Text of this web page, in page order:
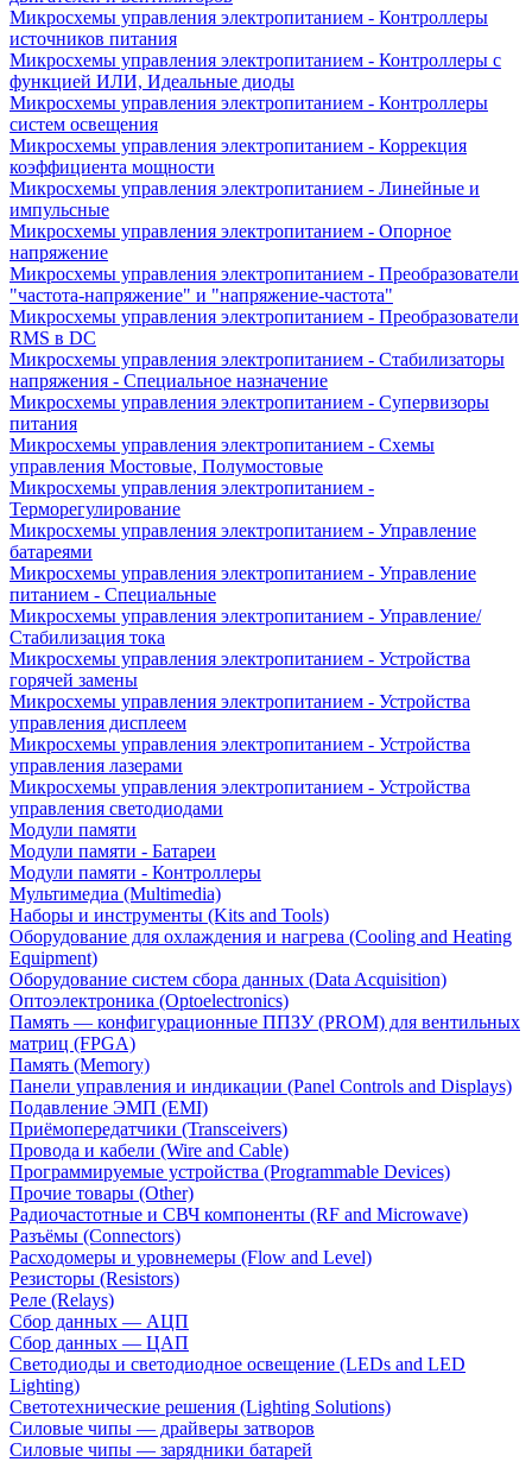
Микросхемы управления электропитанием - Контроллеры
источников питания
Микросхемы управления электропитанием - Контроллеры с
функцией ИЛИ, Идеальные диоды
Микросхемы управления электропитанием - Контроллеры
систем освещения
Микросхемы управления электропитанием - Коррекция
коэффициента мощности
Микросхемы управления электропитанием - Линейные и
импульсные
Микросхемы управления электропитанием - Опорное
напряжение
Микросхемы управления электропитанием - Преобразователи
"частота-напряжение" и "напряжение-частота"
Микросхемы управления электропитанием - Преобразователи
RMS в DC
Микросхемы управления электропитанием - Стабилизаторы
напряжения - Специальное назначение
Микросхемы управления электропитанием - Супервизоры
питания
Микросхемы управления электропитанием - Схемы
управления Мостовые, Полумостовые
Микросхемы управления электропитанием -
Терморегулирование
Микросхемы управления электропитанием - Управление
батареями
Микросхемы управления электропитанием - Управление
питанием - Специальные
Микросхемы управления электропитанием - Управление/
Стабилизация тока
Микросхемы управления электропитанием - Устройства
горячей замены
Микросхемы управления электропитанием - Устройства
управления дисплеем
Микросхемы управления электропитанием - Устройства
управления лазерами
Микросхемы управления электропитанием - Устройства
управления светодиодами
Модули памяти
Модули памяти - Батареи
Модули памяти - Контроллеры
Мультимедиа (Multimedia)
Наборы и инструменты (Kits and Tools)
Оборудование для охлаждения и нагрева (Cooling and Heating
Equipment)
Оборудование систем сбора данных (Data Acquisition)
Оптоэлектроника (Optoelectronics)
Память — конфигурационные ППЗУ (PROM) для вентильных
матриц (FPGA)
Память (Memory)
Панели управления и индикации (Panel Controls and Displays)
Подавление ЭМП (EMI)
Приёмопередатчики (Transceivers)
Провода и кабели (Wire and Cable)
Программируемые устройства (Programmable Devices)
Прочие товары (Other)
Радиочастотные и СВЧ компоненты (RF and Microwave)
Разъёмы (Connectors)
Расходомеры и уровнемеры (Flow and Level)
Резисторы (Resistors)
Реле (Relays)
Сбор данных — АЦП
Сбор данных — ЦАП
Светодиоды и светодиодное освещение (LEDs and LED
Lighting)
Светотехнические решения (Lighting Solutions)
Силовые чипы — драйверы затворов
Силовые чипы — зарядники батарей